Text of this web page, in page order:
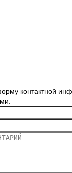
контактной